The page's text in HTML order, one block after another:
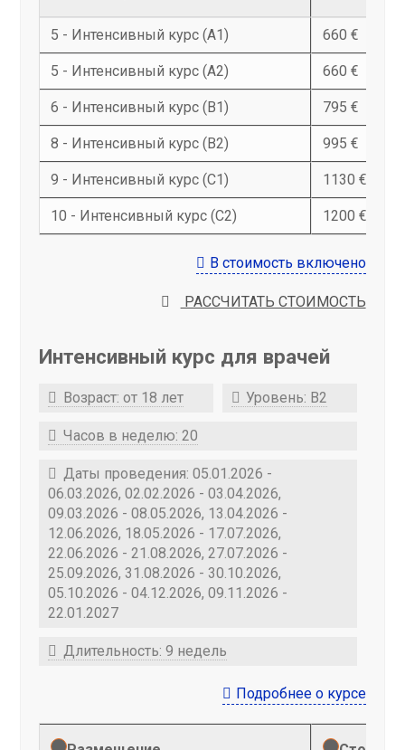
5 - Интенсивный курс (A1) 660 €
5 - Интенсивный курс (A2) 660 €
6 - Интенсивный курс (B1) 795 €
8 - Интенсивный курс (B2) 995 €
9 - Интенсивный курс (C1) 1130 €
10 - Интенсивный курс (C2) 1200 €
В стоимость включено
РАССЧИТАТЬ СТОИМОСТЬ
Интенсивный курс для врачей
Возраст: от 18 лет Уровень: B2
Часов в неделю: 20
Даты проведения: 05.01.2026 -
06.03.2026, 02.02.2026 - 03.04.2026,
09.03.2026 - 08.05.2026, 13.04.2026 -
12.06.2026, 18.05.2026 - 17.07.2026,
22.06.2026 - 21.08.2026, 27.07.2026 -
25.09.2026, 31.08.2026 - 30.10.2026,
05.10.2026 - 04.12.2026, 09.11.2026 -
22.01.2027
Длительность: 9 недель
Подробнее о курсе